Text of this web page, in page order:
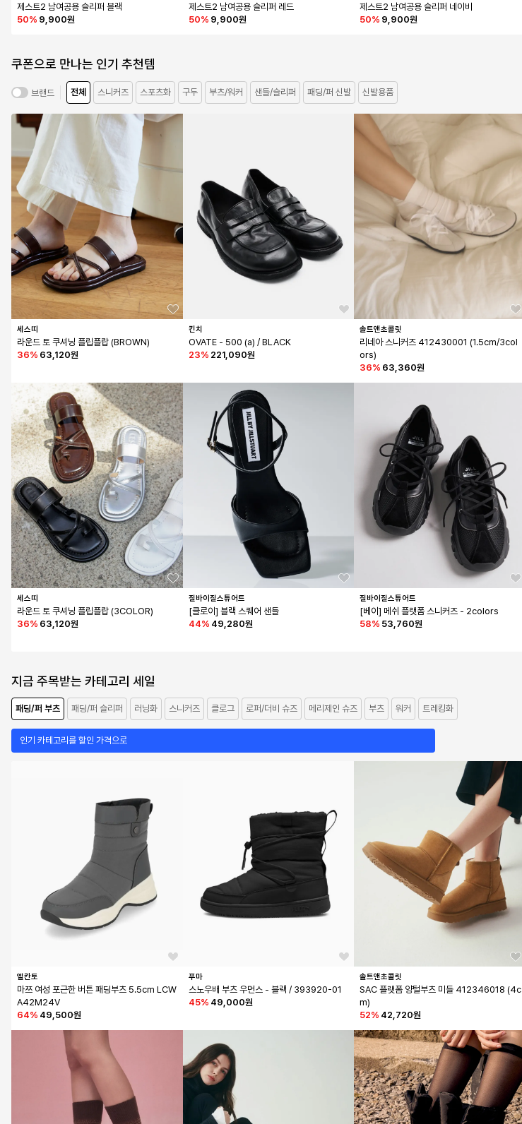
제스트2 남여공용 슬리퍼 블랙
50% 9,900원
제스트2 남여공용 슬리퍼 레드
50% 9,900원
제스트2 남여공용 슬리퍼 네이비
50% 9,900원
쿠폰으로 만나는 인기 추천템
브랜드 전체 스니커즈 스포츠화 구두 부츠/워커 샌들/슬리퍼 패딩/퍼 신발 신발용품
세스띠
라운드 토 쿠셔닝 플립플랍 (BROWN)
36% 63,120원
세스띠
라운드 토 쿠셔닝 플립플랍 (3COLOR)
36% 63,120원
킨치
OVATE - 500 (a) / BLACK
23% 221,090원
질바이질스튜어트
[클로이] 블랙 스퀘어 샌들
44% 49,280원
솔트앤초콜릿
리네아 스니커즈 412430001 (1.5cm/3col
ors)
36% 63,360원
질바이질스튜어트
[베이] 메쉬 플랫폼 스니커즈 - 2colors
58% 53,760원
지금 주목받는 카테고리 세일
패딩/퍼 부츠 패딩/퍼 슬리퍼 러닝화 스니커즈 클로그 로퍼/더비 슈즈 메리제인 슈즈 부츠 워커 트레킹화
인기 카테고리를 할인 가격으로
엘칸토
마쯔 여성 포근한 버튼 패딩부츠 5.5cm LCW
A42M24V
64% 49,500원
푸마
스노우배 부츠 우먼스 - 블랙 / 393920-01
45% 49,000원
솔트앤초콜릿
SAC 플랫폼 양털부츠 미들 412346018 (4c
m)
52% 42,720원